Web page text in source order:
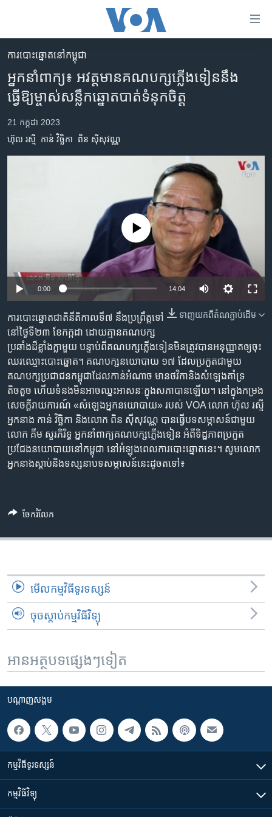
ទាក់ទង
រំលង​
និង​
ទៅ​​
ទំព័រ​
ព័ត៌មាន​​
រចនា
សម្ព័ន្ធ​
រំលង​
និង​
ចូល​
ទៅ​
កាន់​
ទំព័រ​
ស្វែង​
រក
អន្តរជាតិ
អាមេរិក
Khmer English
បណ្តាញ​សង្គម
ភាសា
​ការ​បោះឆ្នោត​​នៅ​កម្ពុជា
អ្នកនាំពាក្យ៖ អវត្តមាន​​គណបក្ស​ភ្លើងទៀន​នឹង​
ធ្វើឱ្យ​ម្ចាស់​សន្លឹក​ឆ្នោត​បាត់​​ទំនុក​ចិត្ត
21 កក្កដា 2023
ហ៊ុល រស្មី
កាន់ វិច្ឆិកា ពិន ស៊ីសុវណ្ណ
No media source currently available
0:00 14:04
ទាញ​យក​ពី​តំណភ្ជាប់​ដើម
ការ​បោះ​ឆ្នោត​ជាតិ​នីតិកាល​ទី​៧​​ នឹង​​ប្រព្រឹត្ត​ទៅ​
នៅ​ថ្ងៃ​ទី​២៣ ខែ​កក្កដា ដោយ​គ្មាន​គណបក្ស​
ប្រឆាំង​ដ៏​​ខ្លាំងក្លា​មួយ បន្ទាប់​ពី​គណបក្ស​ភ្លើងទៀន​មិន​ត្រូវបាន​អនុញ្ញាត​ឲ្យ​ចុះ​
ឈរ​ឈ្មោះ​បោះឆ្នោត។ គណបក្ស​នយោបាយ ១៧ ដែល​ប្រកួត​ជាមួយ​
គណបក្ស​ប្រជាជន​កម្ពុជា​ដែល​កាន់​អំណាច មាន​ថវិកា​និង​សំឡេងគាំទ្រ​
តិចតួច ហើយ​ទំនង​មិន​អាច​ឈ្នះ​អាសនៈ​ក្នុងសភា​បាន​ឡើយ។ នៅ​ក្នុង​កម្រង
សេចក្តី​រាយការណ៍ «សំឡេងអ្នកនយោបាយ» របស់ VOA លោក ហ៊ុល រស្មី
អ្នក​នាង ​កាន់ វិច្ឆិកា និងលោក ពិន ស៊ីសុវណ្ណ បាន​ធ្វើ​បទ​សម្ភាសន៍​ជាមួយ
លោក គីម សួរភិរិទ្ធ អ្នកនាំពាក្យ​គណបក្ស​ភ្លើង​ទៀន អំពី​ទិដ្ឋភាពប្រកួត
ប្រជែង​នយោបាយ​នៅ​កម្ពុជា នៅអំឡុង​ពេល​ការ​បោះឆ្នោតនេះ។ ​សូម​លោក​
អ្នកនាង​ស្តាប់​និង​ទស្សនា​បទ​សម្ភាសន៍​នេះ​ដូចតទៅ៖
ចែករំលែក
មើល​កម្មវិធី​ទូរទស្សន៍
ចុចស្តាប់កម្មវិធីវិទ្យុ
អានអត្ថបទផ្សេងៗទៀត
បណ្តាញ​សង្គម
កម្មវិធី​ទូរទស្សន៍
កម្មវិធី​វិទ្យុ